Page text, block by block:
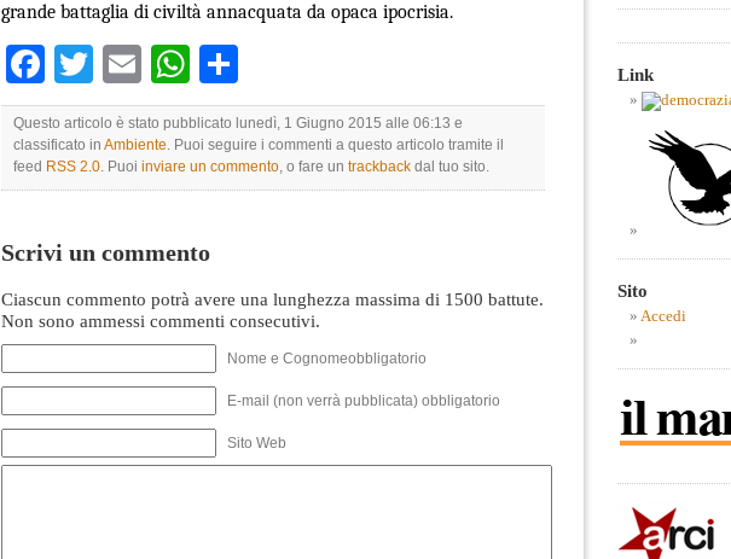
grande battaglia di civiltà annacquata da opaca ipocrisia.
Facebook
TwitterEmailWhatsApp
Questo articolo è stato pubblicato lunedì, 1 Giugno 2015 alle 06:13 e
classificato in Ambiente. Puoi seguire i commenti a questo articolo tramite il
feed RSS 2.0. Puoi inviare un commento, o fare un trackback dal tuo sito.
Scrivi un commento
Ciascun commento potrà avere una lunghezza massima di 1500 battute.
Non sono ammessi commenti consecutivi.
Nome e Cognomeobbligatorio
E-mail (non verrà pubblicata) obbligatorio
Sito Web
Link
Sito
Accedi